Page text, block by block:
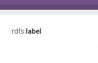
rdfs: label